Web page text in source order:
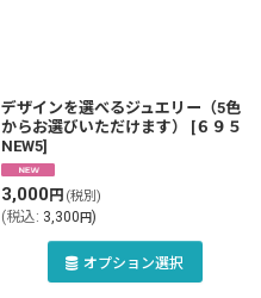
デザインを選べるジュエリー（5色
からお選びいただけます）
[６９５
NEW5]
3,000円 (税別)
(税込: 3,300円)
オプション選択